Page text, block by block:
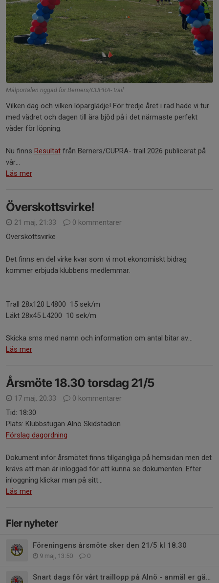
Målportalen riggad för Berners/CUPRA- trail
Vilken dag och vilken löparglädje! För tredje året i rad hade vi tur
med vädret och dagen till ära bjöd på i det närmaste perfekt
väder för löpning.
Nu finns Resultat från Berners/CUPRA- trail 2026 publicerat på
vår...
Läs mer
Överskottsvirke!
21 maj, 21:33
0 kommentarer
Överskottsvirke
Det finns en del virke kvar som vi mot ekonomiskt bidrag
kommer erbjuda klubbens medlemmar.
Trall 28x120 L4800 15 sek/m
Läkt 28x45 L4200 10 sek/m
Skicka sms med namn och information om antal bitar av...
Läs mer
Årsmöte 18.30 torsdag 21/5
17 maj, 20:33
0 kommentarer
Tid: 18:30
Plats: Klubbstugan Alnö Skidstadion
Förslag dagordning
Dokument inför årsmötet finns tillgängliga på hemsidan men det
krävs att man är inloggad för att kunna se dokumenten. Efter
inloggning klickar man på sitt...
Läs mer
Fler nyheter
Föreningens årsmöte sker den 21/5 kl 18.30
9 maj, 13:50 0
Snart dags för vårt traillopp på Alnö - anmäl er gärna nu